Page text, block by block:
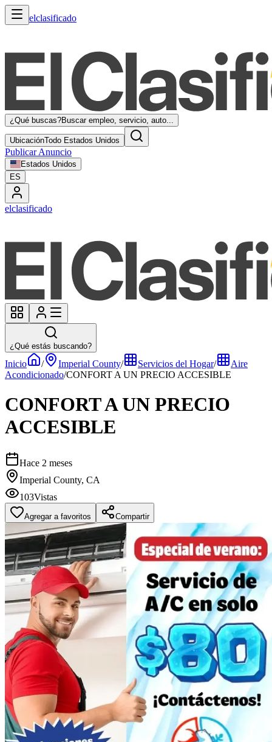
elclasificado
¿Qué buscas?Buscar empleo, servicio, auto...
UbicaciónTodo Estados Unidos
Publicar Anuncio
Estados Unidos
ES
elclasificado
¿Qué estás buscando?
Inicio / Imperial County/ Servicios del Hogar/
Aire
Acondicionado/CONFORT A UN PRECIO ACCESIBLE
CONFORT A UN PRECIO
ACCESIBLE
Hace 2 meses
Imperial County, CA
103Vistas
Agregar a favoritos Compartir